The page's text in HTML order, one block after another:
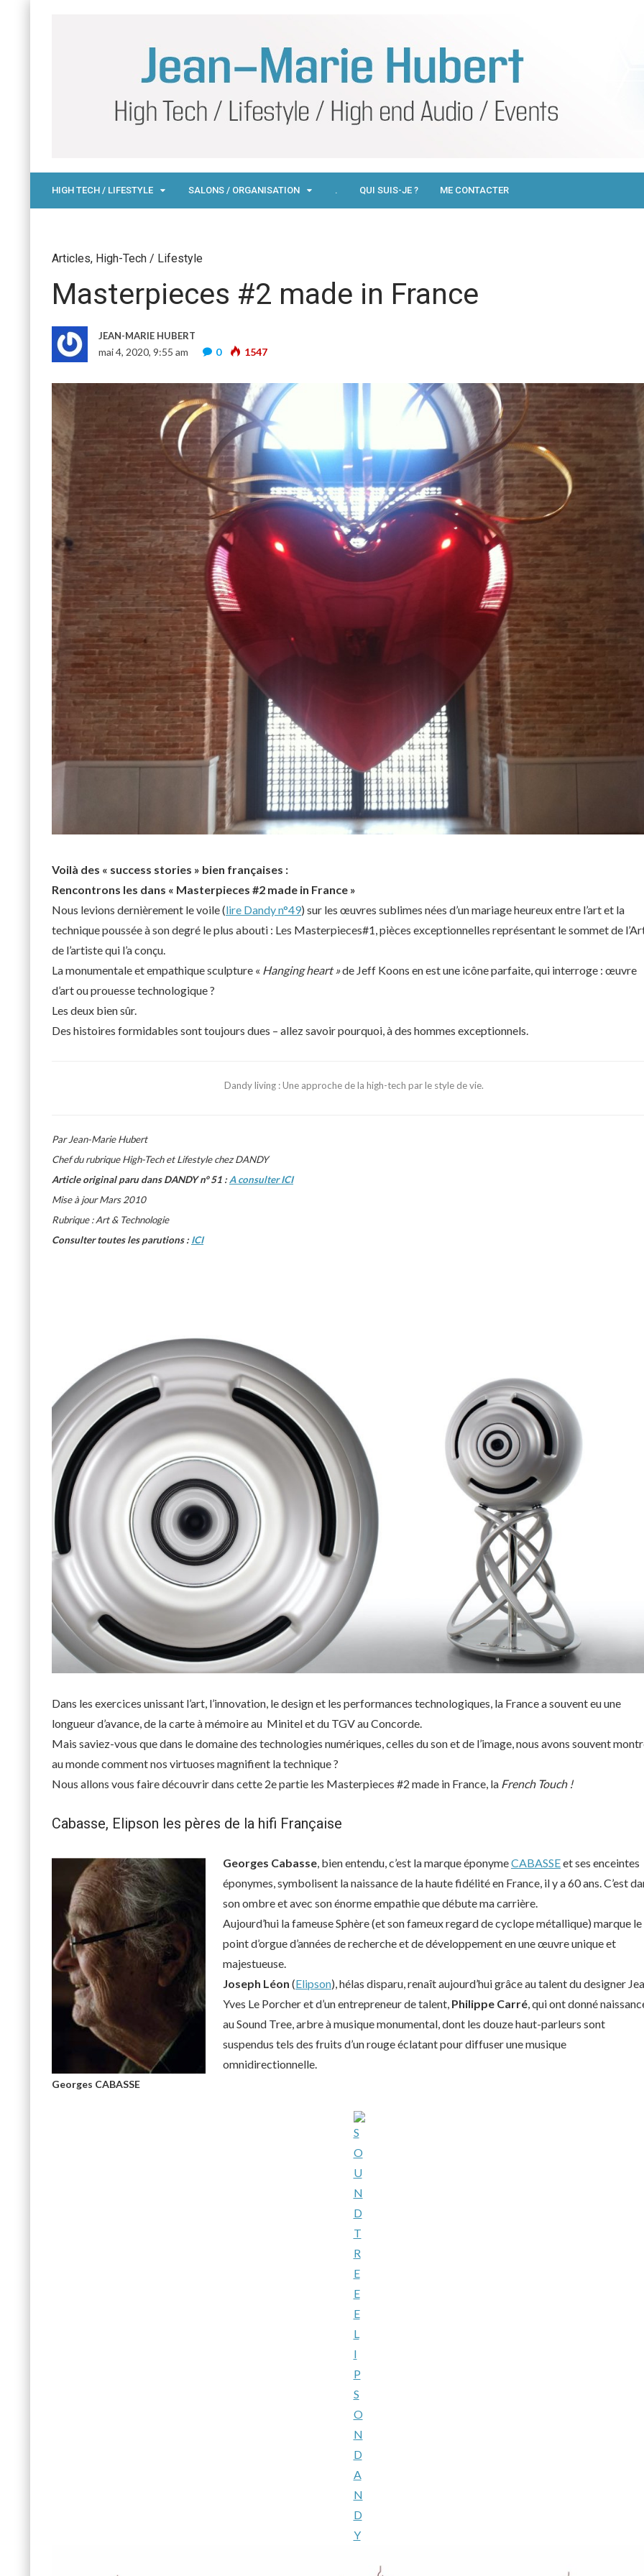
HIGH TECH / LIFESTYLE SALONS / ORGANISATION . QUI SUIS-JE ? ME CONTACTER
Articles, High-Tech / Lifestyle
Masterpieces #2 made in France
JEAN-MARIE HUBERT
mai 4, 2020, 9:55 am 0 1547
Voilà des « success stories » bien françaises :
Rencontrons les dans « Masterpieces #2 made in France »
Nous levions dernièrement le voile (lire Dandy n°49) sur les œuvres sublimes nées d’un mariage heureux entre l’art et la
technique poussée à son degré le plus abouti : Les Masterpieces#1, pièces exceptionnelles représentant le sommet de
de l’artiste qui l’a conçu.
La monumentale et empathique sculpture « Hanging heart »de Jeff Koons en est une icône parfaite, qui interroge : œuvre
d’art ou prouesse technologique ?
Les deux bien sûr.
Des histoires formidables sont toujours dues – allez savoir pourquoi, à des hommes exceptionnels.
Dandy living : Une approche de la high-tech par le style de vie.
Par Jean-Marie Hubert
Chef du rubrique High-Tech et Lifestyle chez DANDY
Article original paru dans DANDY n° 51 : A consulter ICI
Mise à jour Mars 2010
Rubrique : Art & Technologie
Consulter toutes les parutions : ICI
Dans les exercices unissant l’art, l’innovation, le design et les performances technologiques, la France a souvent eu une
longueur d’avance, de la carte à mémoire au Minitel et du TGV au Concorde.
Mais saviez-vous que dans le domaine des technologies numériques, celles du son et de l’image, nous avons souvent
au monde comment nos virtuoses magnifient la technique ?
Nous allons vous faire découvrir dans cette 2e partie les Masterpieces #2 made in France, la French Touch !
Cabasse, Elipson les pères de la hifi Française
Georges CABASSE
Georges Cabasse, bien entendu, c’est la marque éponymeCABASSEet ses enceintes
éponymes, symbolisent la naissance de la haute fidélité en France, il y a 60 ans. C’est
son ombre et avec son énorme empathie que débute ma carrière.
Aujourd’hui la fameuse Sphère (et son fameux regard de cyclope métallique) marque le
point d’orgue d’années de recherche et de développement en une œuvre unique et
majestueuse.
Joseph Léon (Elipson), hélas disparu, renaît aujourd’hui grâce au talent du designer
Yves Le Porcher et d’un entrepreneur de talent, Philippe Carré, qui ont donné
au Sound Tree, arbre à musique monumental, dont les douze haut-parleurs sont
suspendus tels des fruits d’un rouge éclatant pour diffuser une musique
omnidirectionnelle.